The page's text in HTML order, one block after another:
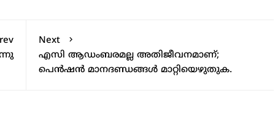
Next
എസി ആഡംബരമല്ല അതിജീവനമാണ്;
പെൻഷൻ മാനദണ്ഡങ്ങൾ മാറ്റിയെഴുതുക.